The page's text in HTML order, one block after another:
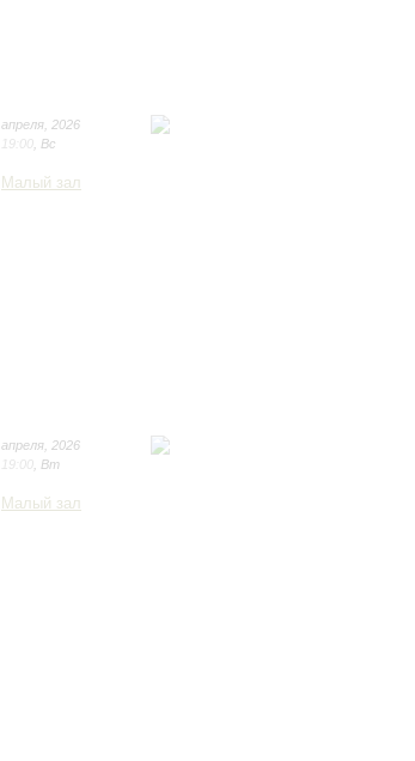
апреля 2026
19:00 Вс
Малый зал
апреля 2026
19:00 Вт
Малый зал